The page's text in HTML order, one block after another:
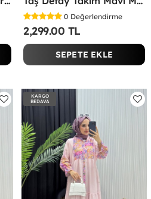
0 Değerlendirme
2,299.00 TL
SEPETE EKLE
KARGO
BEDAVA